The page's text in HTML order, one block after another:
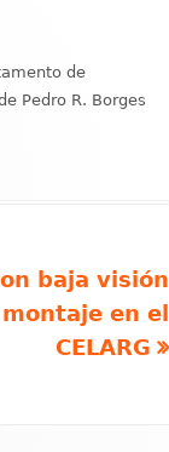
de
Pedro R. Borges
baja visión
en el
CELARG